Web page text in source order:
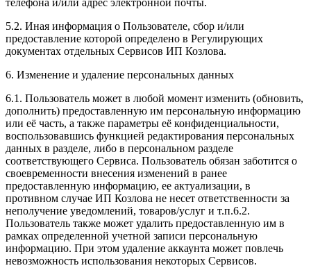
телефона и/или адрес электронной почты.
5.2. Иная информация о Пользователе, сбор и/или
предоставление которой определено в Регулирующих
документах отдельных Сервисов ИП Козлова.
6. Изменение и удаление персональных данных
6.1. Пользователь может в любой момент изменить (обновить,
дополнить) предоставленную им персональную информацию
или её часть, а также параметры её конфиденциальности,
воспользовавшись функцией редактирования персональных
данных в разделе, либо в персональном разделе
соответствующего Сервиса. Пользователь обязан заботится о
своевременности внесения изменений в ранее
предоставленную информацию, ее актуализации, в
противном случае ИП Козлова не несет ответственности за
неполучение уведомлений, товаров/услуг и т.п.6.2.
Пользователь также может удалить предоставленную им в
рамках определенной учетной записи персональную
информацию. При этом удаление аккаунта может повлечь
невозможность использования некоторых Сервисов.